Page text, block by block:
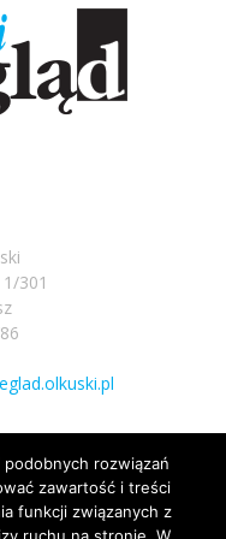
301
rozwiązań
zawartość i treści
funkcji związanych z